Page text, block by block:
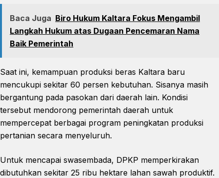
Baca Juga Biro Hukum Kaltara Fokus Mengambil
Langkah Hukum atas Dugaan Pencemaran Nama
Baik Pemerintah
Saat ini, kemampuan produksi beras Kaltara baru
mencukupi sekitar 60 persen kebutuhan. Sisanya masih
bergantung pada pasokan dari daerah lain. Kondisi
tersebut mendorong pemerintah daerah untuk
mempercepat berbagai program peningkatan produksi
pertanian secara menyeluruh.
Untuk mencapai swasembada, DPKP memperkirakan
dibutuhkan sekitar 25 ribu hektare lahan sawah produktif.